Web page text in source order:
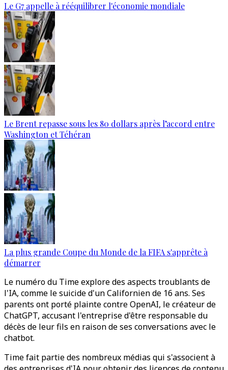
Le G7 appelle à rééquilibrer l'économie mondiale
Le Brent repasse sous les 80 dollars après l’accord entre
Washington et Téhéran
La plus grande Coupe du Monde de la FIFA s'apprête à
démarrer
Le numéro du Time explore des aspects troublants de
l'IA, comme le suicide d'un Californien de 16 ans. Ses
parents ont porté plainte contre OpenAI, le créateur de
ChatGPT, accusant l'entreprise d'être responsable du
décès de leur fils en raison de ses conversations avec le
chatbot.
Time fait partie des nombreux médias qui s'associent à